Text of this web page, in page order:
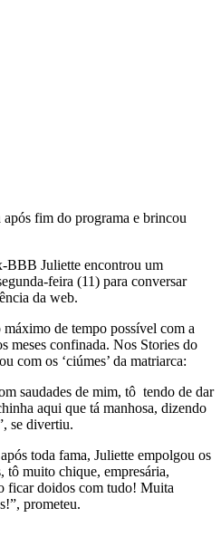
fim do programa e brincou
BBB Juliette encontrou um
feira (11) para conversar
da web.
de tempo possível com a
meses confinada. Nos Stories do
com os ‘ciúmes’ da matriarca:
saudades de mim, tô tendo de dar
aqui que tá manhosa, dizendo
se divertiu.
toda fama, Juliette empolgou os
tô muito chique, empresária,
ficar doidos com tudo! Muita
prometeu.